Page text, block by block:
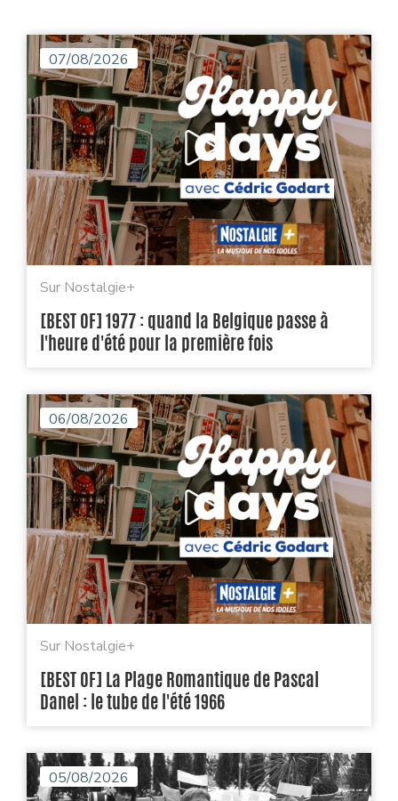
07/08/2026
Sur Nostalgie+
[BEST OF] 1977 : quand la Belgique passe à
l'heure d'été pour la première fois
06/08/2026
Sur Nostalgie+
[BEST OF] La Plage Romantique de Pascal
Danel : le tube de l'été 1966
05/08/2026